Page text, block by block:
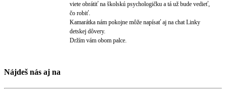
viete obrátiť na školskú psychologičku a tá už bude vedieť,
čo robiť.
Kamarátka nám pokojne môže napísať aj na chat Linky
detskej dôvery.
Držím vám obom palce.
Nájdeš nás aj na